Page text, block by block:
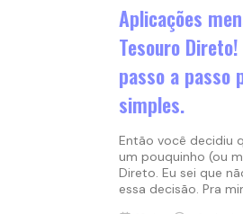
Aplicações
Tesouro
passo a passo
simples.
Então você decidiu
um pouquinho (ou
Direto. Eu sei que
essa decisão. Pra